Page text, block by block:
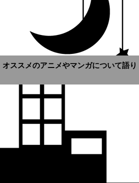
ススメのアニメやマンガについて語り